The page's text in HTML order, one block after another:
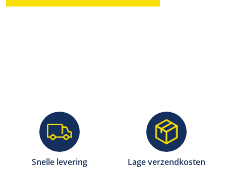
Snelle levering Lage verzendkosten